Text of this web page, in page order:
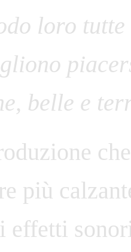
loro
belle e
più
effetti